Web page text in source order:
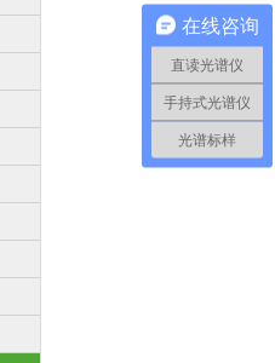
在线咨询
直读光谱仪
手持式光谱仪
光谱标样